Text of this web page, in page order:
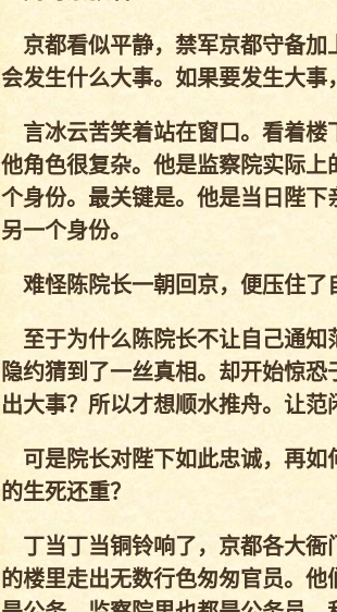
京都看似平静，禁军京都守备加
会发生什么大事。如果要发生大
言冰云苦笑着站在窗口。看着楼
他角色很复杂。他是监察院实际
个身份。最关键是。他是当日陛
另一个身份。
难怪陈院长一朝回京，便压住了
至于为什么陈院长不让自己通知
隐约猜到了一丝真相。却开始惊
出大事？所以才想顺水推舟。让范
可是院长对陛下如此忠诚，再如
的生死还重？
丁当丁当铜铃响了，京都各大衙
的楼里走出无数行色匆匆官员。